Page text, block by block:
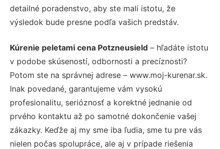
detailné poradenstvo, aby ste mali istotu, že
výsledok bude presne podľa vašich predstáv.
Kúrenie peletami cena Potzneusield – hľadáte istotu
v podobe skúseností, odbornosti a precíznosti?
Potom ste na správnej adrese – www.moj-kurenar.sk.
Inak povedané, garantujeme vám vysokú
profesionalitu, serióznosť a korektné jednanie od
prvého kontaktu až po samotné dokončenie vašej
zákazky. Keďže aj my sme iba ľudia, sme tu pre vás
nielen počas spolupráce, ale aj v prípade riešenia